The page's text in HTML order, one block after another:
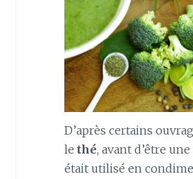
D’après certains
le thé, avant d’être
était utilisé en